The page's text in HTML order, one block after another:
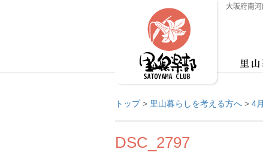
大阪府南
トップ> 里山暮らしを考える方へ > 4
DSC_2797